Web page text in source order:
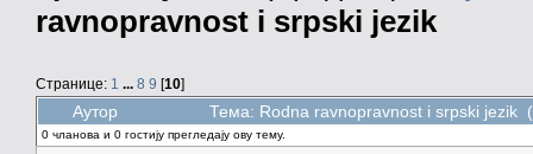
ravnopravnost i srpski jezik
Странице: 1 ... 8 9 [10]
Аутор Тема: Rodna ravnopravnost i srpski jezik
0 чланова и 0 гостију прегледају ову тему.